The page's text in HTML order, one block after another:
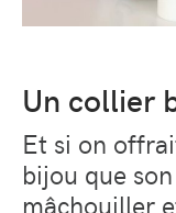
Un collier
Et si on
bijou que
mâchouiller